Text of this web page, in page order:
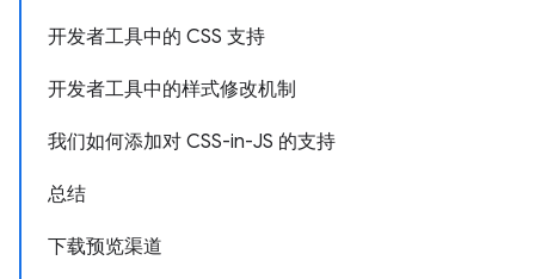
开发者工具中的 CSS 支持
开发者工具中的样式修改机制
我们如何添加对 CSS-in-JS 的支持
总结
下载预览渠道